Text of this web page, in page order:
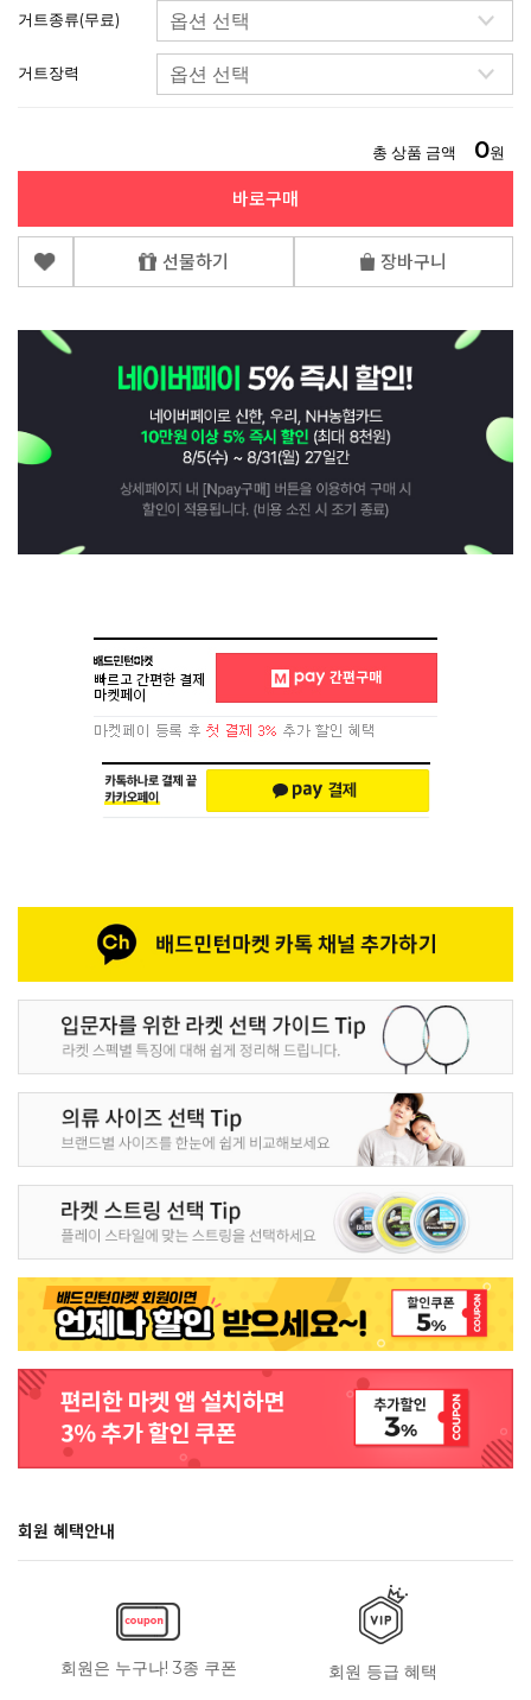
거트종류(무료)
거트장력
총 상품 금액 0원
바로구매
선물하기 장바구니
회원 혜택안내
회원은 누구나! 3종 쿠폰 회원 등급 혜택